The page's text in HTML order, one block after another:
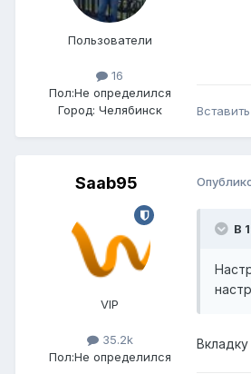
Пользователи
16
Пол:Не определился
Город: Челябинск
Saab95
VIP
35.2k
Пол:Не определился
В